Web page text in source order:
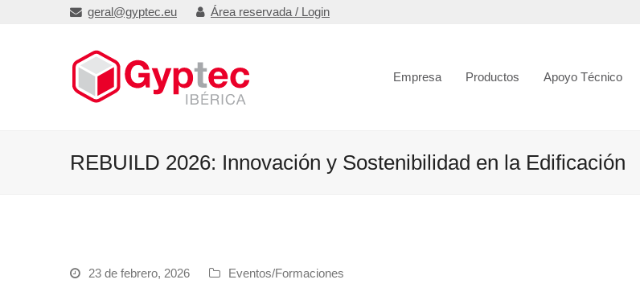
geral@gyptec.eu Área reservada / Login
Empresa Productos Apoyo Técnico
REBUILD 2026: Innovación y Sostenibilidad en la Edificación
23 de febrero, 2026 Eventos/Formaciones